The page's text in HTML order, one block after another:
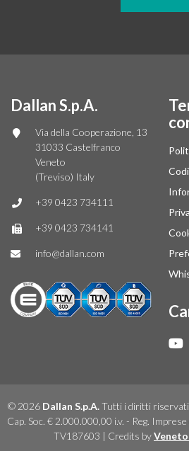
Dallan S.p.A.
Via della Cooperazione, 13
31033 Castelfranco
Veneto
(Treviso) Italy
+39 0423 734111
+39 0423 734141
info@dallan.com
© 2026 Dallan S.p.A.Tutti i diritti
Cap. Soc. € 2.000.000,00 i.v. - Reg.
TV187603 | Credits by